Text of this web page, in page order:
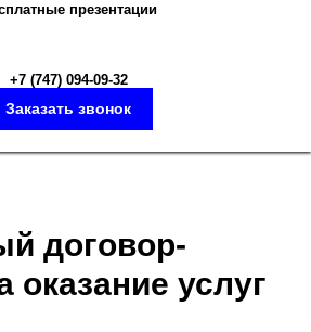
презентации
+7 (747) 094-09-32
Заказать звонок
договор-
оказание услуг